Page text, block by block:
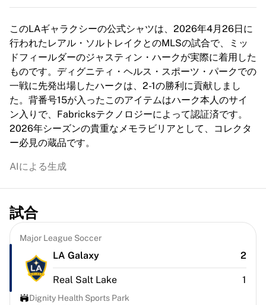
アメリカ女子サッカー
NWSL
OLリヨンヌ
パリ・サンジェルマン・フェミニン
アーセナルWFC
国別で探す
バスケットボール
ハイライト
シャーロット・ホーネッツ
シカゴ・ブルズ
LAクリッパーズ
ヴィルトゥス・ボローニャ
バスケットボールをすべて表示
トップNBAチーム
シャーロット・ホーネッツ
シカゴ・ブルズ
ポートランド・トレイルブレイザーズ
LAクリッパーズ
NBAをすべて表示
このLAギャラクシーの公式シャツは、2026年4月26日に
行われたレアル・ソルトレイクとのMLSの試合で、ミッ
ドフィールダーのジャスティン・ハークが実際に着用した
ものです。ディグニティ・ヘルス・スポーツ・パークでの
一戦に先発出場したハークは、2-1の勝利に貢献しまし
た。背番号15が入ったこのアイテムはハーク本人のサイ
ン入りで、Fabricksテクノロジーによって認証済です。
2026年シーズンの貴重なメモラビリアとして、コレクタ
ー必見の蔵品です。
AIによる生成
試合
Major League Soccer
LA Galaxy 2
Real Salt Lake 1
Dignity Health Sports Park